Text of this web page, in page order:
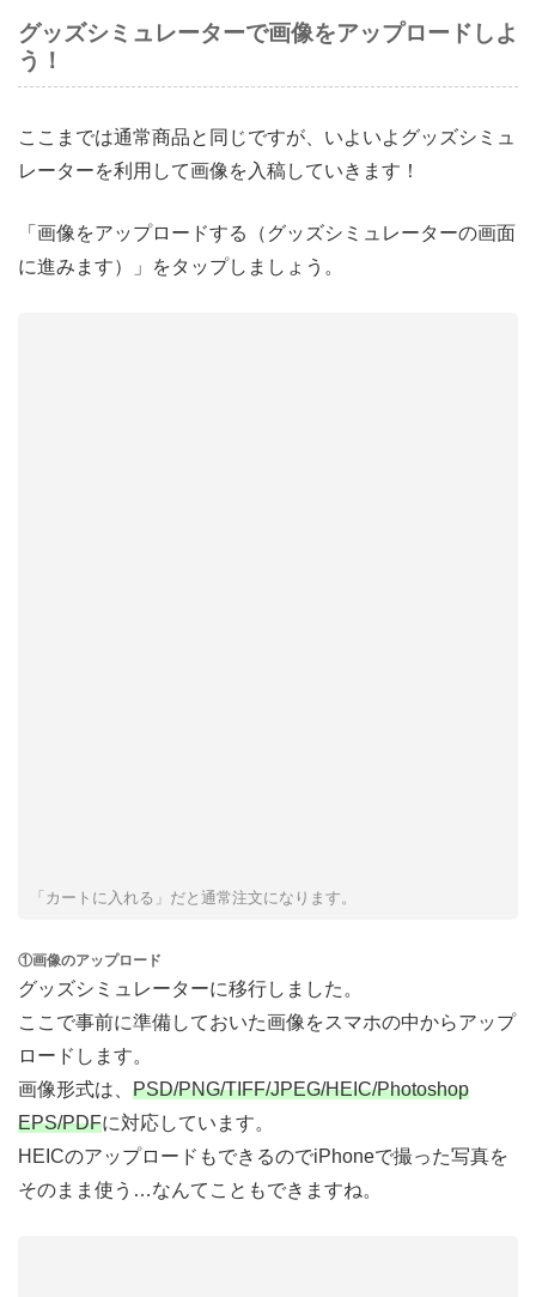
グッズシミュレーターで画像をアップロードしよ
う！
ここまでは通常商品と同じですが、いよいよグッズシミュ
レーターを利用して画像を入稿していきます！
「画像をアップロードする（グッズシミュレーターの画面
に進みます）」をタップしましょう。
「カートに入れる」だと通常注文になります。
①画像のアップロード
グッズシミュレーターに移行しました。
ここで事前に準備しておいた画像をスマホの中からアップ
ロードします。
画像形式は、 PSD/PNG/TIFF/JPEG/HEIC/Photoshop
EPS/PDFに対応しています。
HEICのアップロードもできるのでiPhoneで撮った写真を
そのまま使う…なんてこともできますね。